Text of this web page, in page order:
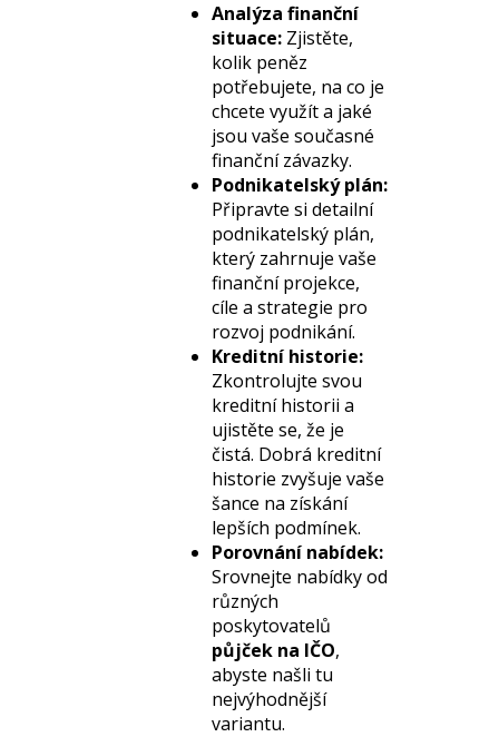
Analýza finanční
situace: Zjistěte,
kolik peněz
potřebujete, na co je
chcete využít a jaké
jsou vaše současné
finanční závazky.
Podnikatelský plán:
Připravte si detailní
podnikatelský plán,
který zahrnuje vaše
finanční projekce,
cíle a strategie pro
rozvoj podnikání.
Kreditní historie:
Zkontrolujte svou
kreditní historii a
ujistěte se, že je
čistá. Dobrá kreditní
historie zvyšuje vaše
šance na získání
lepších podmínek.
Porovnání nabídek:
Srovnejte nabídky od
různých
poskytovatelů
půjček na IČO,
abyste našli tu
nejvýhodnější
variantu.